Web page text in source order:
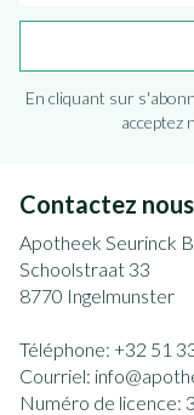
En cliquant sur
acceptez
Contactez nous
Apotheek Seurinck
Schoolstraat 33
8770 Ingelmunster
Téléphone: +32 51
Courriel: info@
Numéro de licence: